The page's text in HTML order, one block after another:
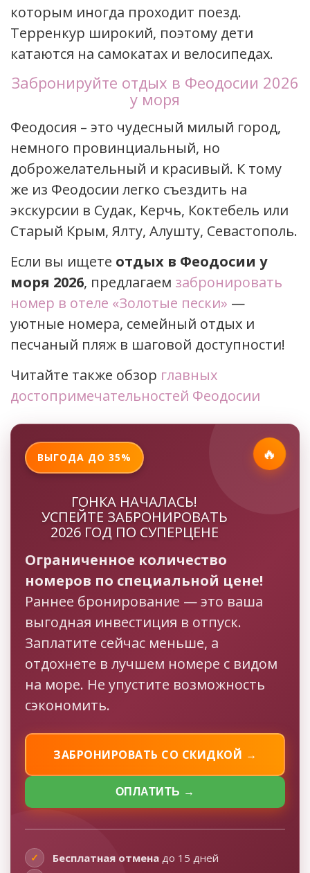
которым иногда проходит поезд.
Терренкур широкий, поэтому дети
катаются на самокатах и велосипедах.
Забронируйте отдых в Феодосии 2026
у моря
Феодосия – это чудесный милый город,
немного провинциальный, но
доброжелательный и красивый. К тому
же из Феодосии легко съездить на
экскурсии в Судак, Керчь, Коктебель или
Старый Крым, Ялту, Алушту, Севастополь.
Если вы ищете отдых в Феодосии у
моря 2026, предлагаем забронировать
номер в отеле «Золотые пески» —
уютные номера, семейный отдых и
песчаный пляж в шаговой доступности!
Читайте также обзор главных
достопримечательностей Феодосии
🔥
ВЫГОДА ДО 35%
ГОНКА НАЧАЛАСЬ!
УСПЕЙТЕ ЗАБРОНИРОВАТЬ
2026 ГОД ПО СУПЕРЦЕНЕ
Ограниченное количество
номеров по специальной цене!
Раннее бронирование — это ваша
выгодная инвестиция в отпуск.
Заплатите сейчас меньше, а
отдохнете в лучшем номере с видом
на море. Не упустите возможность
сэкономить.
ЗАБРОНИРОВАТЬ СО СКИДКОЙ →
ОПЛАТИТЬ →
✓ Бесплатная отмена до 15 дней